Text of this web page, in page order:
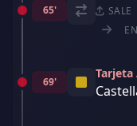
65' SALE
69'